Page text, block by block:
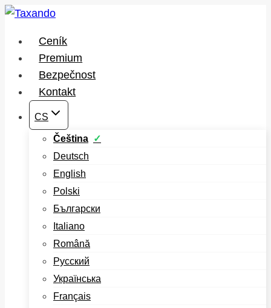
Přeskočit
obsah
Ceník
Premium
Bezpečnost
Kontakt
CS
Čeština
Deutsch
English
Polski
Български
Italiano
Română
Русский
Українська
Français